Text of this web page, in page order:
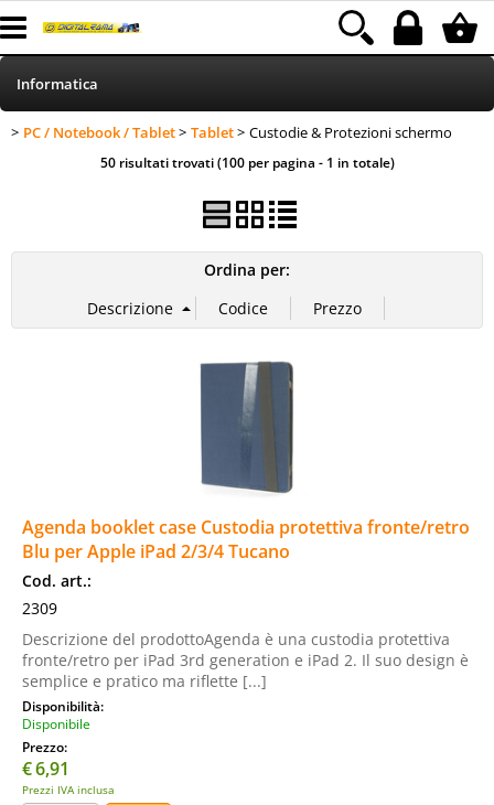
Categoria:
PC / Notebook / Tablet>Tablet> Custodie & Protezioni
HOME
Informatica
Stampa
MEDIACOM
PC / Notebook / Tablet Tablet Custodie & Protezioni schermo
50 risultati trovati (100 per pagina - 1 in totale)
Ordina per:
Agenda booklet case Custodia protettiva fronte/retro
Blu per Apple iPad 2/3/4 Tucano
Cod. art.:
2309
Descrizione del prodottoAgenda è una custodia protettiva
fronte/retro per iPad 3rd generation e iPad 2. Il suo design è
semplice e pratico ma riflette [...]
Disponibilità:
Disponibile
Prezzo:
€6,91
Prezzi IVA inclusa